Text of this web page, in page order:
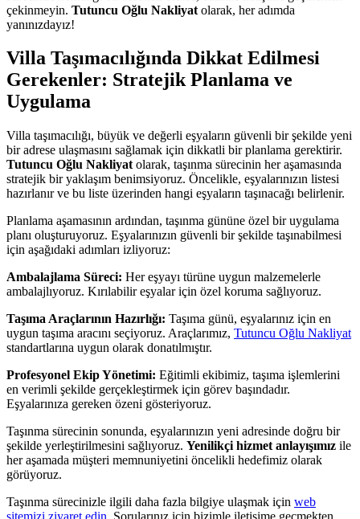
çekinmeyin. Tutuncu Oğlu Nakliyat olarak, her adımda
yanınızdayız!
Villa Taşımacılığında Dikkat Edilmesi
Gerekenler: Stratejik Planlama ve
Uygulama
Villa taşımacılığı, büyük ve değerli eşyaların güvenli bir şekilde yeni
bir adrese ulaşmasını sağlamak için dikkatli bir planlama gerektirir.
Tutuncu Oğlu Nakliyat olarak, taşınma sürecinin her aşamasında
stratejik bir yaklaşım benimsiyoruz. Öncelikle, eşyalarınızın listesi
hazırlanır ve bu liste üzerinden hangi eşyaların taşınacağı belirlenir.
Planlama aşamasının ardından, taşınma gününe özel bir uygulama
planı oluşturuyoruz. Eşyalarınızın güvenli bir şekilde taşınabilmesi
için aşağıdaki adımları izliyoruz:
Ambalajlama Süreci: Her eşyayı türüne uygun malzemelerle
ambalajlıyoruz. Kırılabilir eşyalar için özel koruma sağlıyoruz.
Taşıma Araçlarının Hazırlığı: Taşıma günü, eşyalarınız için en
uygun taşıma aracını seçiyoruz. Araçlarımız, Tutuncu Oğlu Nakliyat
standartlarına uygun olarak donatılmıştır.
Profesyonel Ekip Yönetimi: Eğitimli ekibimiz, taşıma işlemlerini
en verimli şekilde gerçekleştirmek için görev başındadır.
Eşyalarınıza gereken özeni gösteriyoruz.
Taşınma sürecinin sonunda, eşyalarınızın yeni adresinde doğru bir
şekilde yerleştirilmesini sağlıyoruz. Yenilikçi hizmet anlayışımız ile
her aşamada müşteri memnuniyetini öncelikli hedefimiz olarak
görüyoruz.
Taşınma sürecinizle ilgili daha fazla bilgiye ulaşmak için web